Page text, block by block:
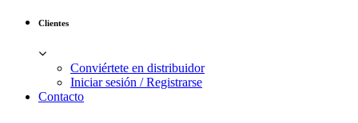
Clientes
Conviértete en distribuidor
Iniciar sesión / Registrarse
Contacto